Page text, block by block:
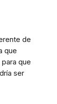
de
que
que
ser